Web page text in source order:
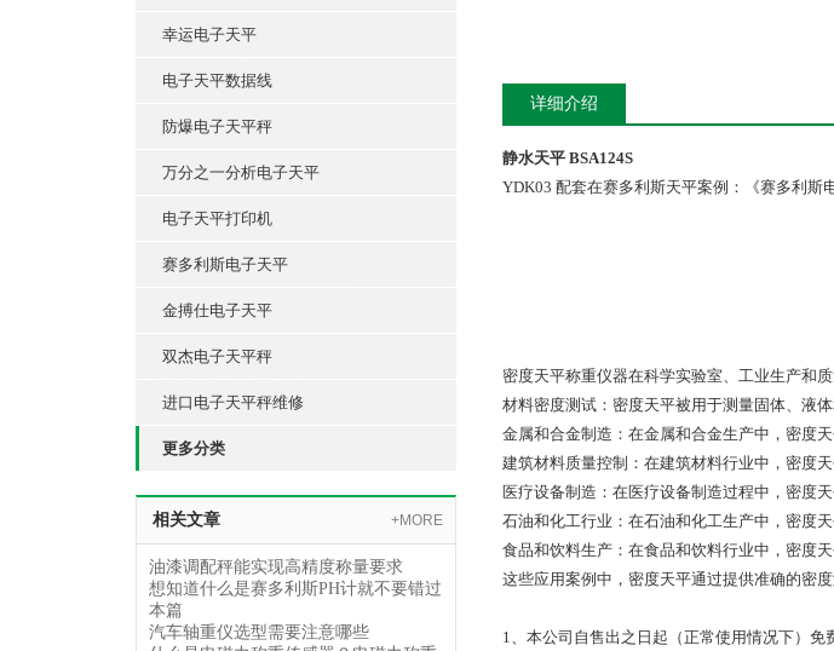
幸运电子天平
电子天平数据线
防爆电子天平秤
万分之一分析电子天平
电子天平打印机
赛多利斯电子天平
金搏仕电子天平
双杰电子天平秤
进口电子天平秤维修
更多分类
相关文章 +MORE
油漆调配秤能实现高精度称量要求
想知道什么是赛多利斯PH计就不要错过
本篇
汽车轴重仪选型需要注意哪些
详细介绍
静水天平 BSA124S
YDK03 配套在赛多利斯天平案例：《赛多利斯
密度天平称重仪器在科学实验室、工业生产和
材料密度测试：密度天平被用于测量固体、液
金属和合金制造：在金属和合金生产中，密度
建筑材料质量控制：在建筑材料行业中，密度
医疗设备制造：在医疗设备制造过程中，密度
石油和化工行业：在石油和化工生产中，密度
食品和饮料生产：在食品和饮料行业中，密度
这些应用案例中，密度天平通过提供准确的密
1、本公司自售出之日起（正常使用情况下）免